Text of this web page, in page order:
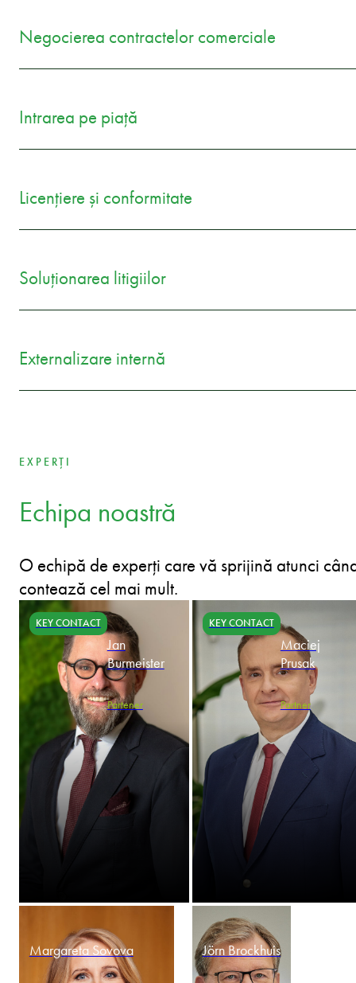
Negocierea contractelor comerciale
Intrarea pe piață
Licențiere și conformitate
Soluționarea litigiilor
Externalizare internă
EXPERȚI
Echipa noastră
O echipă de experți care vă sprijină atunci
contează cel mai mult.
KEY CONTACT
Jan
Burmeister
Partener
KEY CONTACT
Maciej
Prusak
Partner
Margareta Sovova Jörn Brockhuis